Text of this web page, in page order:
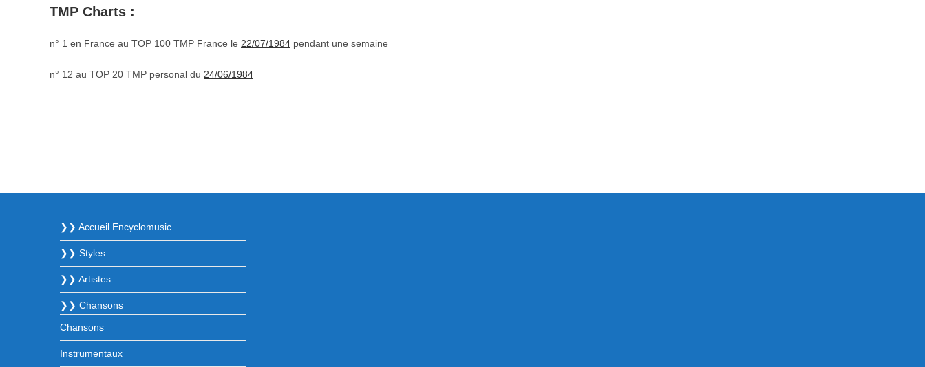
TMP Charts :
n° 1 en France au TOP 100 TMP France le 22/07/1984 pendant une semaine
n° 12 au TOP 20 TMP personal du 24/06/1984
❯❯ Accueil Encyclomusic
❯❯ Styles
❯❯ Artistes
❯❯ Chansons
Chansons
Instrumentaux